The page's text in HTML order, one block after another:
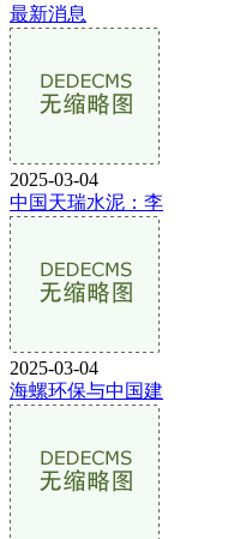
最新消息
2025-03-04
中国天瑞水泥：李
2025-03-04
海螺环保与中国建